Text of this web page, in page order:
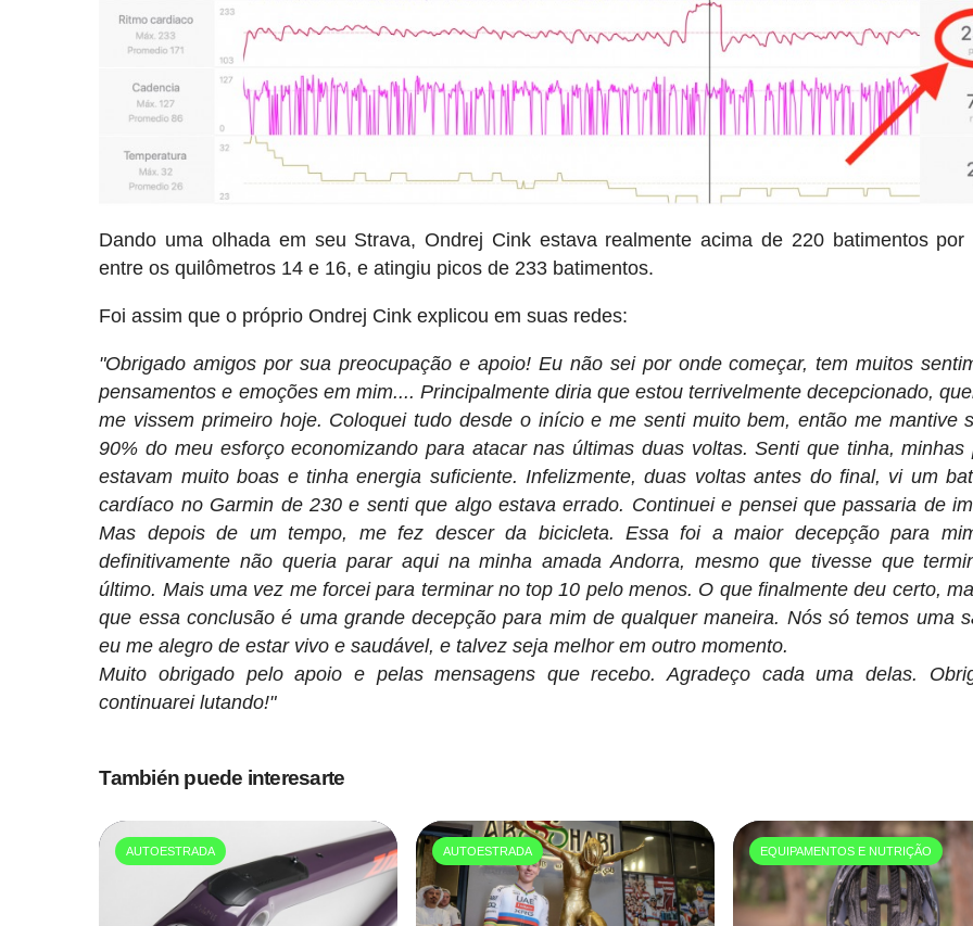
Dando uma olhada em seu Strava, Ondrej Cink estava realmente acima de 220 batimentos por
entre os quilômetros 14 e 16, e atingiu picos de 233 batimentos.
Foi assim que o próprio Ondrej Cink explicou em suas redes:
"Obrigado amigos por sua preocupação e apoio! Eu não sei por onde começar, tem muitos
pensamentos e emoções em mim.... Principalmente diria que estou terrivelmente decepcionado,
me vissem primeiro hoje. Coloquei tudo desde o início e me senti muito bem, então me mantive
90% do meu esforço economizando para atacar nas últimas duas voltas. Senti que tinha, minhas
estavam muito boas e tinha energia suficiente. Infelizmente, duas voltas antes do final, vi um
cardíaco no Garmin de 230 e senti que algo estava errado. Continuei e pensei que passaria de
Mas depois de um tempo, me fez descer da bicicleta. Essa foi a maior decepção para
definitivamente não queria parar aqui na minha amada Andorra, mesmo que tivesse que
último. Mais uma vez me forcei para terminar no top 10 pelo menos. O que finalmente deu certo,
que essa conclusão é uma grande decepção para mim de qualquer maneira. Nós só temos uma
eu me alegro de estar vivo e saudável, e talvez seja melhor em outro momento.
Muito obrigado pelo apoio e pelas mensagens que recebo. Agradeço cada uma delas.
continuarei lutando!"
También puede interesarte
AUTOESTRADA AUTOESTRADA EQUIPAMENTOS E NUTRIÇÃO